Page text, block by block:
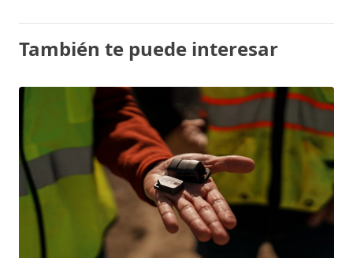
También te puede interesar